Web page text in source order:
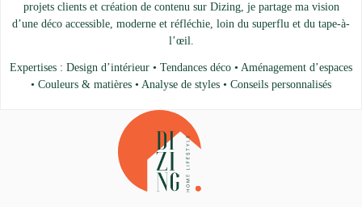
projets clients et création de contenu sur Dizing, je partage ma vision
d’une déco accessible, moderne et réfléchie, loin du superflu et du tape-à-
l’œil.
Expertises : Design d’intérieur • Tendances déco • Aménagement d’espaces
• Couleurs & matières • Analyse de styles • Conseils personnalisés